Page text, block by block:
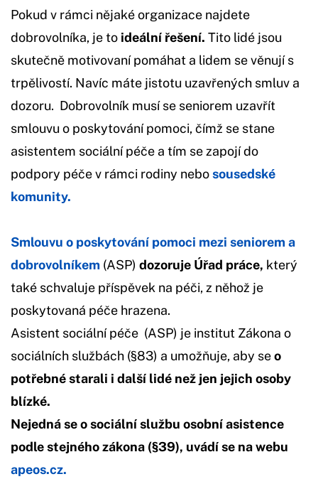
Pokud v rámci nějaké organizace najdete
dobrovolníka, je to ideální řešení. Tito lidé jsou
skutečně motivovaní pomáhat a lidem se věnují s
trpělivostí. Navíc máte jistotu uzavřených smluv a
dozoru. Dobrovolník musí se seniorem uzavřít
smlouvu o poskytování pomoci, čímž se stane
asistentem sociální péče a tím se zapojí do
podpory péče v rámci rodiny nebosousedské
komunity.
Smlouvu o poskytování pomoci mezi seniorem a
dobrovolníkem (ASP) dozoruje Úřad práce, který
také schvaluje příspěvek na péči, z něhož je
poskytovaná péče hrazena.
Asistent sociální péče (ASP) je institut Zákona o
sociálních službách (§83) a umožňuje, aby seo
potřebné starali i další lidé než jen jejich osoby
blízké.
Nejedná se o sociální službu osobní asistence
podle stejného zákona (§39), uvádí se na webu
apeos.cz.